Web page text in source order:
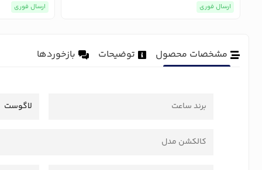
ارسال فوری ارسال فوری
مشخصات محصول توضیحات بازخوردها
برند ساعت لاگوست
کالکشن مدل